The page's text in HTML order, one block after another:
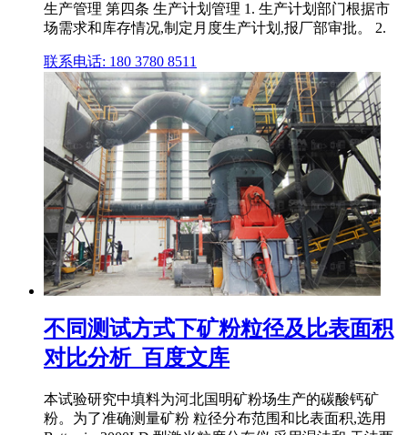
生产管理 第四条 生产计划管理 1. 生产计划部门根据市
场需求和库存情况,制定月度生产计划,报厂部审批。 2.
联系电话: 180 3780 8511
不同测试方式下矿粉粒径及比表面积
对比分析_百度文库
本试验研究中填料为河北国明矿粉场生产的碳酸钙矿
粉。为了准确测量矿粉 粒径分布范围和比表面积,选用